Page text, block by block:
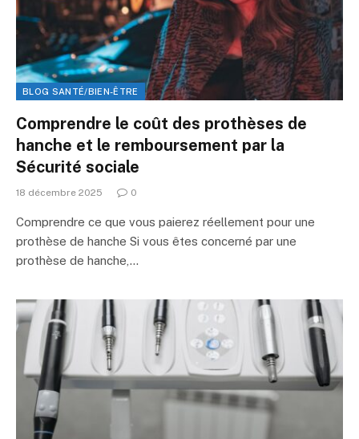
BLOG SANTÉ/BIEN-ÊTRE
Comprendre le coût des prothèses de
hanche et le remboursement par la
Sécurité sociale
18 décembre 2025 0
Comprendre ce que vous paierez réellement pour une
prothèse de hanche Si vous êtes concerné par une
prothèse de hanche,…